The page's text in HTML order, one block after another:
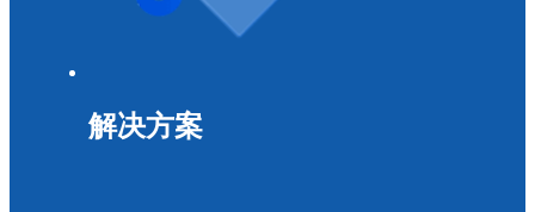
解决方案